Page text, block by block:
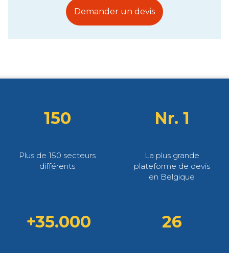
Demander un devis
150
Plus de 150 secteurs
différents
Nr. 1
La plus grande
plateforme de devis
en Belgique
+35.000 26